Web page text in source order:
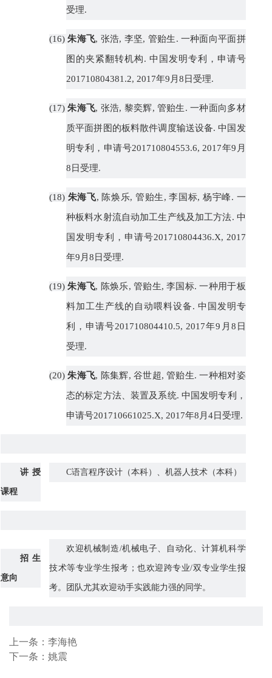
受理.
(16)朱海飞, 张浩, 李坚, 管贻生. 一种面向平面拼
图的夹紧翻转机构. 中国发明专利，申请号
201710804381.2, 2017年9 月 8 日受理.
(17)朱海飞, 张浩, 黎奕辉, 管贻生.一种面向多材
质平面拼图的板料散件调度输送设备.中国发
明专利，申请号201710804553.6, 2017年9 月
8 日受理.
(18) 朱海飞, 陈焕乐, 管贻生,李国标,杨宇峰. 一
种板料水射流自动加工生产线及加工方法. 中
国发明专利，申请号201710804436.X, 2017
年9 月 8 日受理.
(19)朱海飞, 陈焕乐, 管贻生,李国标.一种用于板
料加工生产线的自动喂料设备. 中国发明专
利，申请号201710804410.5, 2017年9 月 8 日
受理.
(20)朱海飞, 陈集辉, 谷世超,管贻生.一种相对姿
态的标定方法、装置及系统. 中国发明专利，
申请号201710661025.X, 2017年8 月 4日受理.
讲授
课程
C语言程序设计 （本科） 、机器人技术 （本科）
招生
意向
欢迎机械制造/机械电子、自动化、计算机科学
技术等专业学生报考；也欢迎跨专业/双专业学生报
考。团队尤其欢迎动手实践能力强的同学。
上一条： 李海艳
下一条： 姚震